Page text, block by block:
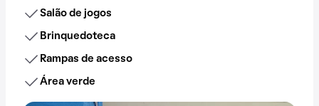
Salão de jogos
Brinquedoteca
Rampas de acesso
Área verde